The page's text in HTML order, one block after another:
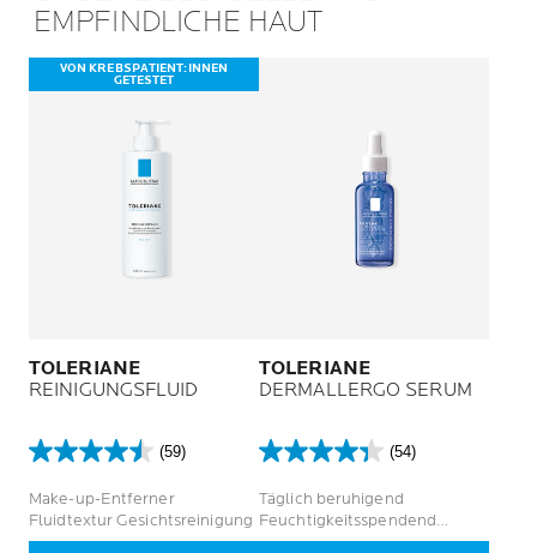
EMPFINDLICHE HAUT
VON KREBSPATIENT:INNEN
GETESTET
TOLERIANE
REINIGUNGSFLUID
(59)
4.5
5
Sternen.
Make-up-Entferner
Fluidtextur Gesichtsreinigung
TOLERIANE
DERMALLERGO SERUM
(54)
4.4
5
Sternen.
Täglich beruhigend
Feuchtigkeitsspendend
Serum